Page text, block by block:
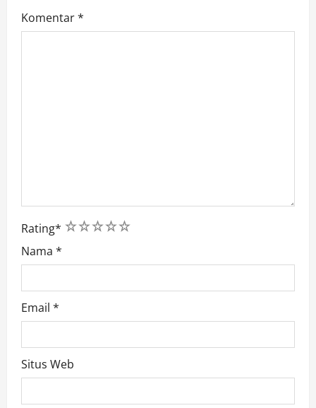
Komentar*
Rating* 5
4
3
2
1
Nama *
Email *
Situs Web